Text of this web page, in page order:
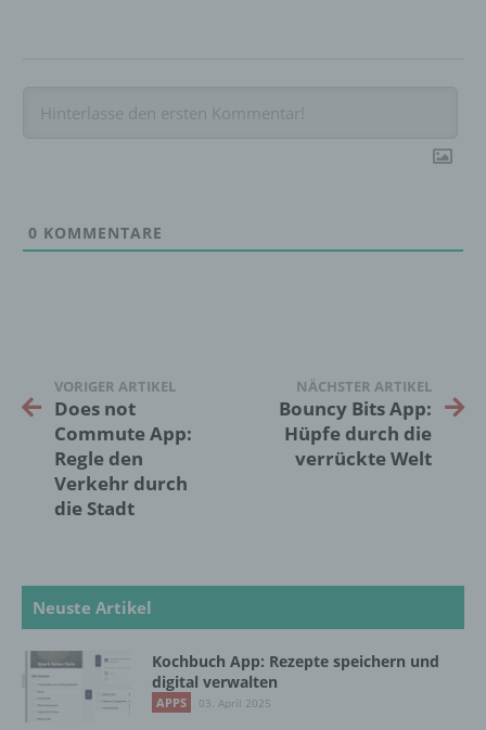
0 KOMMENTARE
VORIGER ARTIKEL
Does not
Commute App:
Regle den
Verkehr durch
die Stadt
NÄCHSTER ARTIKEL
Bouncy Bits App:
Hüpfe durch die
verrückte Welt
Neuste Artikel
Kochbuch App: Rezepte speichern und
digital verwalten
APPS 03. April 2025
Markierung gespeicherter
e) Profiling
werden, um bestimmte persönliche Aspekte,
die sich auf eine natürliche Person beziehen,
zu bewerten, insbesondere, um Aspekte
bezüglich Arbeitsleistung, wirtschaftlicher
Lage, Gesundheit, persönlicher Vorlieben,
Interessen, Zuverlässigkeit, Verhalten,
Aufenthaltsort oder Ortswechsel dieser
Pseudonymisierung ist die Verarbeitung
personenbezogener Daten in einer Weise,